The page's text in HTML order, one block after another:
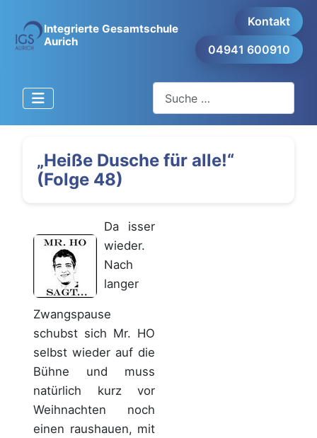
Integrierte Gesamtschule
Aurich
Kontakt
04941 600910
„Heiße Dusche für alle!“
(Folge 48)
Da isser
wieder.
Nach
langer
Zwangspause
schubst sich Mr. HO
selbst wieder auf die
Bühne und muss
natürlich kurz vor
Weihnachten noch
einen raushauen, mit